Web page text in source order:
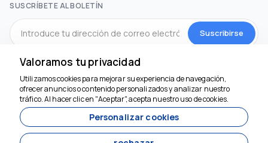
SUSCRÍBETE AL BOLETÍN
Suscribirse
MEDIOS DE COMUNICACIÓN SOCIAL
Valoramos tu privacidad
Utilizamos cookies para mejorar su experiencia de navegación,
ofrecer anuncios o contenido personalizados y analizar nuestro
tráfico. Al hacer clic en "Aceptar", acepta nuestro uso de cookies.
Personalizar cookies
Estamos aquí para
ayudar